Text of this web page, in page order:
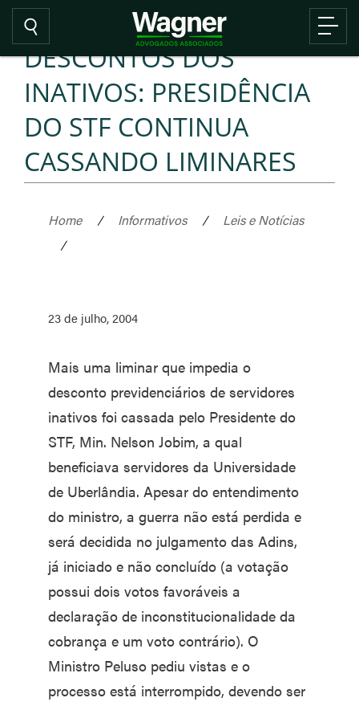
DESCONTOS DOS
INATIVOS: PRESIDÊNCIA
DO STF CONTINUA
CASSANDO LIMINARES
Home / Informativos /
Leis e Notícias
/
23 de julho, 2004
Mais uma liminar que impedia o
desconto previdenciários de servidores
inativos foi cassada pelo Presidente do
STF, Min. Nelson Jobim, a qual
beneficiava servidores da Universidade
de Uberlândia. Apesar do entendimento
do ministro, a guerra não está perdida e
será decidida no julgamento das Adins,
já iniciado e não concluído (a votação
possui dois votos favoráveis a
declaração de inconstitucionalidade da
cobrança e um voto contrário). O
Ministro Peluso pediu vistas e o
processo está interrompido, devendo ser